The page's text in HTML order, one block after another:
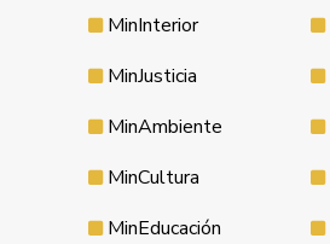
MinInterior
MinJusticia
MinAmbiente
MinCultura
MinEducación